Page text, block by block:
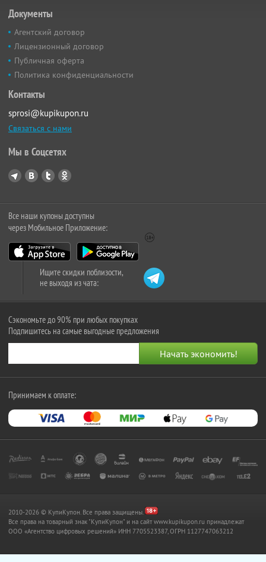
Документы
Агентский договор
Лицензионный договор
Публичная оферта
Политика конфиденциальности
Контакты
sprosi@kupikupon.ru
Связаться с нами
Мы в Соцсетях
Все наши купоны доступны
через Мобильное Приложение:
Ищите скидки поблизости,
не выходя из чата:
Сэкономьте до 90% при любых покупках
Подпишитесь на самые выгодные предложения
Принимаем к оплате:
2010-2026 © КупиКупон. Все права защищены.
Все права на товарный знак "КупиКупон" и на сайт www.kupikupon.ru принадлежат
OOO «Агентство цифровых решений» ИНН 7705523387, ОГРН 1127747063212